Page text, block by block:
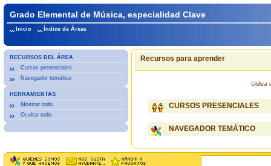
Grado Elemental de Música, especialidad Clave
Inicio Índice de Áreas
RECURSOS DEL ÁREA
Cursos presenciales
Navegador temático
HERRAMIENTAS
Mostrar todo
Ocultar todo
Recursos para aprender
Utiliza
CURSOS PRESENCIALES
NAVEGADOR TEMÁTICO